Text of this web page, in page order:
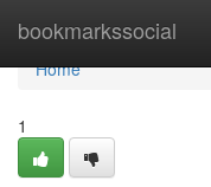
bookmarkssocial
Home
Home
1